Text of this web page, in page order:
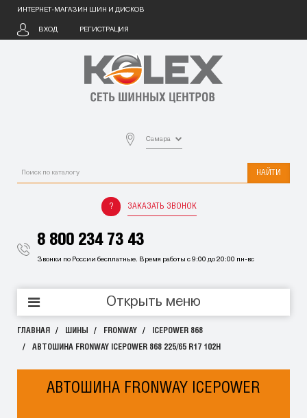
ИНТЕРНЕТ-МАГАЗИН ШИН И ДИСКОВ
ВХОД РЕГИСТРАЦИЯ
Самара
НАЙТИ
ЗАКАЗАТЬ ЗВОНОК
8 800 234 73 43
Звонки по России бесплатные. Время работы с 9:00 до 20:00 пн-вс
Открыть меню
ГЛАВНАЯ ШИНЫ FRONWAY ICEPOWER 868
АВТОШИНА FRONWAY ICEPOWER 868 225/65 R17 102H
АВТОШИНА FRONWAY ICEPOWER